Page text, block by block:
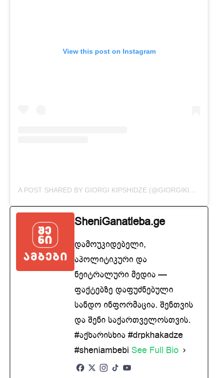
View this post on Instagram
A POST SHARED BY GIORGI KIPSHIDZE (@GIORGIKIPSHIDZE77)
SheniGanatleba.ge
დამოუკიდებელი,
აპოლიტიკური და
ნეიტრალური მედია —
ფაქტებზე დაფუძნებული
სანდო ინფორმაცია. შენთვის
და შენი საქართველოსთვის.
#აქხარისხია #drpkhakadze
#sheniambebi See Full Bio